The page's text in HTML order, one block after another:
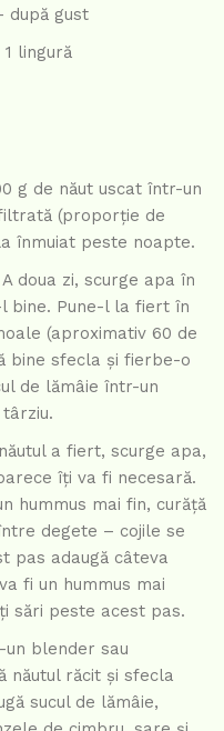
după gust
lingură
g de năut uscat într-un
(proporție de
înmuiat peste noapte.
A doua zi, scurge apa în
bine. Pune-l la fiert în
(aproximativ 60 de
bine sfecla și fierbe-o
de lămâie într-un
a fiert, scurge apa,
îți va fi necesară.
hummus mai fin, curăță
degete – cojile se
pas adaugă câteva
fi un hummus mai
sări peste acest pas.
blender sau
năutul răcit și sfecla
sucul de lămâie,